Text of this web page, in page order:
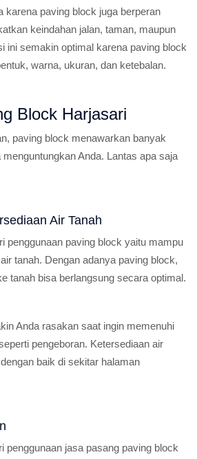
karena paving block juga berperan
keindahan jalan, taman, maupun
ini semakin optimal karena paving block
warna, ukuran, dan ketebalan.
Block Harjasari
paving block menawarkan banyak
Anda. Lantas apa saja
Air Tanah
penggunaan paving block yaitu mampu
tanah. Dengan adanya paving block,
tanah bisa berlangsung secara optimal.
Anda rasakan saat ingin memenuhi
pengeboran. Ketersediaan air
baik di sekitar halaman
penggunaan jasa pasang paving block